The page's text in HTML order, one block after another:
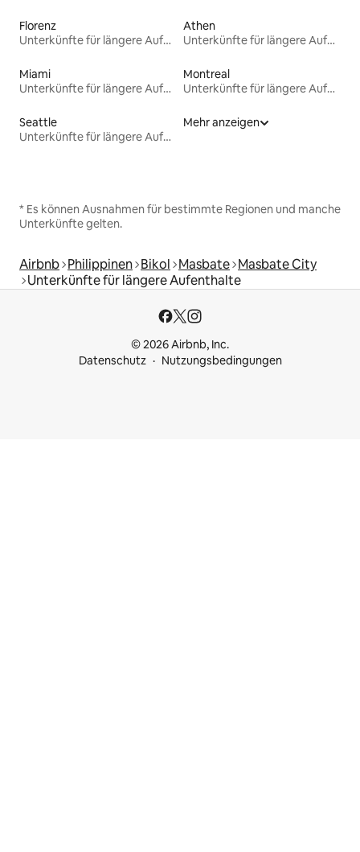
Florenz
Unterkünfte für längere Aufenthalte
Athen
Unterkünfte für längere Aufenthalte
Miami
Unterkünfte für längere Aufenthalte
Montreal
Unterkünfte für längere Aufenthalte
Seattle
Unterkünfte für längere Aufenthalte
Mehr anzeigen
* Es können Ausnahmen für bestimmte Regionen und manche
Unterkünfte gelten.
Airbnb Philippinen Bikol Masbate Masbate City
Unterkünfte für längere Aufenthalte
© 2026 Airbnb, Inc.
Datenschutz
Nutzungsbedingungen